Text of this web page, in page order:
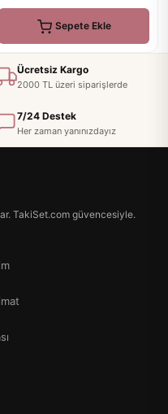
Sepete Ekle
Ücretsiz Kargo
2000 TL üzeri siparişlerde
7/24 Destek
Her zaman yanınızdayız
TakiSet.com güvencesiyle.